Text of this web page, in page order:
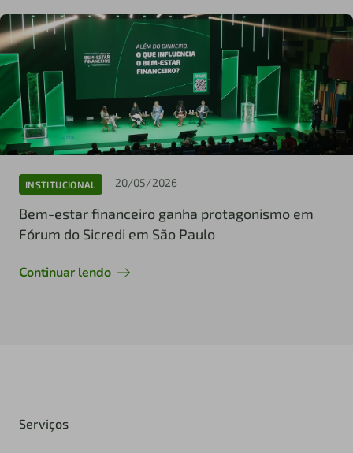
INSTITUCIONAL 20/05/2026
Bem-estar financeiro ganha protagonismo em
Fórum do Sicredi em São Paulo
Continuar lendo
Serviços